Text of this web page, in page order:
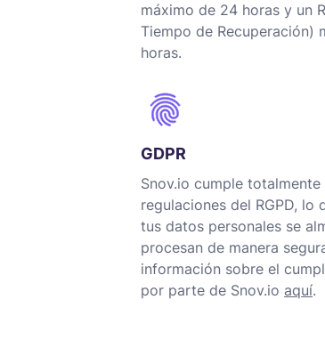
máximo de 24 horas y un
Tiempo de Recuperación)
horas.
GDPR
Snov.io cumple
regulaciones del RGPD, lo
tus datos personales se
procesan de manera
información sobre el
por parte de Snov.io aquí.